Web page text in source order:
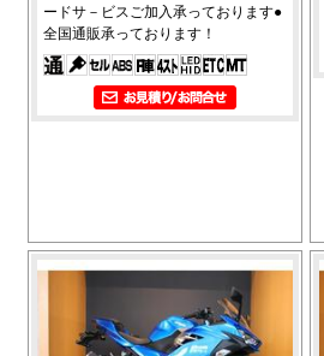
ードサ－ビスご加入承っております●
全国通販承っております！